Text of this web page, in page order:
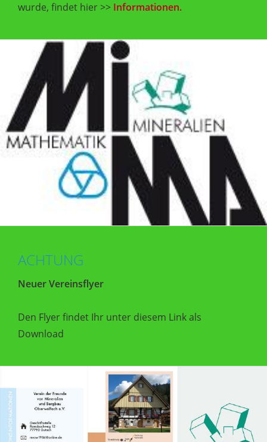
wurde, findet hier >> Informationen.
ACHTUNG
Neuer Vereinsflyer
Den Flyer findet Ihr unter diesem Link als
Download